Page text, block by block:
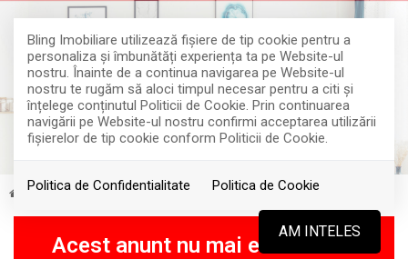
Bling Imobiliare utilizează fişiere de tip cookie pentru a
personaliza și îmbunătăți experiența ta pe Website-ul
nostru. Înainte de a continua navigarea pe Website-ul
nostru te rugăm să aloci timpul necesar pentru a citi și
înțelege conținutul Politicii de Cookie. Prin continuarea
navigării pe Website-ul nostru confirmi acceptarea utilizării
fişierelor de tip cookie conform Politicii de Cookie.
Politica de Confidentialitate Politica de Cookie
AM INTELES
Vanzare Apartamente Floresti
Acest anunt nu mai este activ !